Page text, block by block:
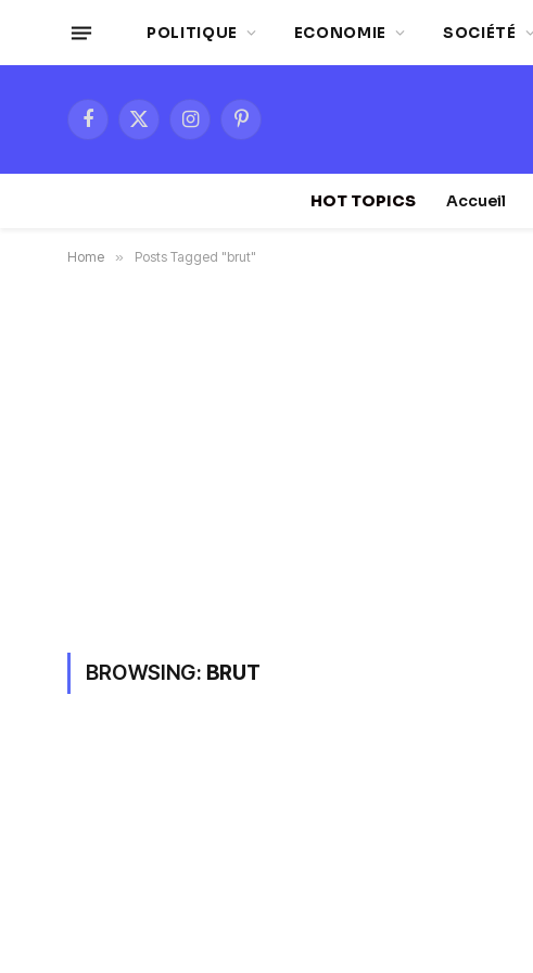
POLITIQUE ECONOMIE SOCIÉTÉ
Facebook
X
InstagramPinterest
HOT TOPICS Accueil
Home » Posts Tagged "brut"
BROWSING: BRUT